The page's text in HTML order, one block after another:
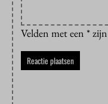
Velden met een *